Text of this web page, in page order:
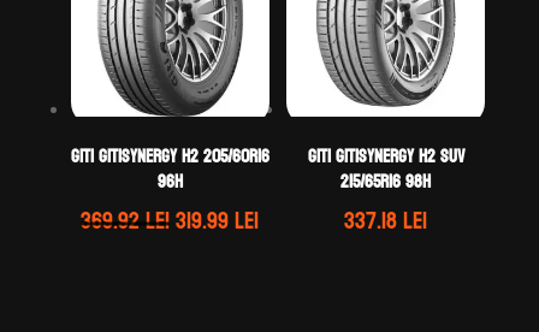
GITI GITISYNERGY H2 205/60R16
96H
369.92leiPrețul
319.99leiPrețul
GITI GITISYNERGY H2 SUV
215/65R16 98H
337.18lei